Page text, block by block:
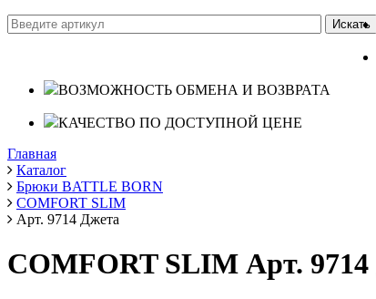
ВОЗМОЖНОСТЬ ОБМЕНА И ВОЗВРАТА
КАЧЕСТВО ПО ДОСТУПНОЙ ЦЕНЕ
Главная
Каталог
Брюки BATTLE BORN
COMFORT SLIM
Арт. 9714 Джета
COMFORT SLIM Арт.